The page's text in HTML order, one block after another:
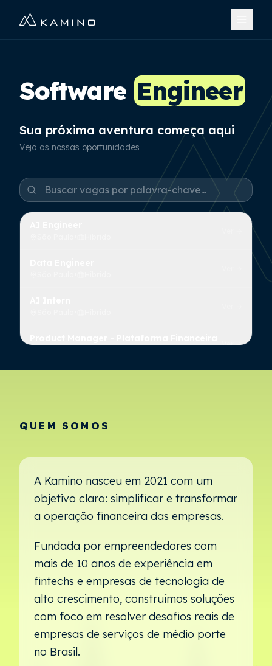
Software Engineer
Sua próxima aventura começa aqui
Veja as nossas oportunidades
Ver →
São Paulo• Híbrido
QUEM SOMOS
A Kamino nasceu em 2021 com um
objetivo claro: simplificar e transformar
a operação financeira das empresas.
Fundada por empreendedores com
mais de 10 anos de experiência em
fintechs e empresas de tecnologia de
alto crescimento, construímos soluções
com foco em resolver desafios reais de
empresas de serviços de médio porte
no Brasil.